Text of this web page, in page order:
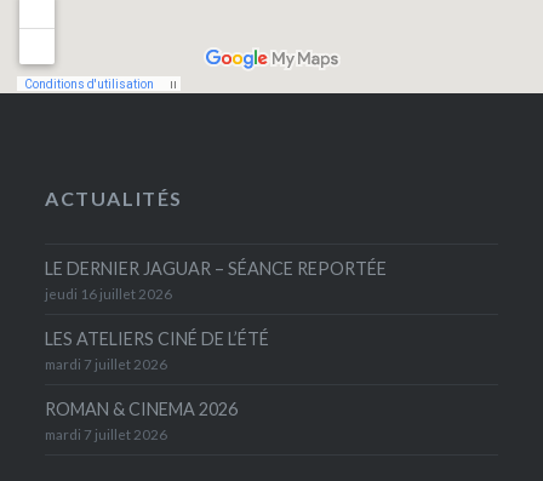
ACTUALITÉS
LE DERNIER JAGUAR – SÉANCE REPORTÉE
jeudi 16 juillet 2026
LES ATELIERS CINÉ DE L’ÉTÉ
mardi 7 juillet 2026
ROMAN & CINEMA 2026
mardi 7 juillet 2026